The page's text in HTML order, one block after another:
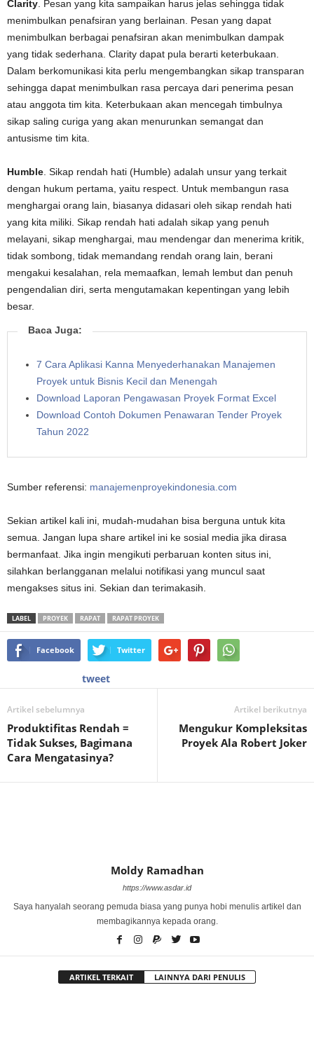
Clarity . Pesan yang kita sampaikan harus jelas sehingga tidak
menimbulkan penafsiran yang berlainan. Pesan yang dapat
menimbulkan berbagai penafsiran akan menimbulkan dampak
yang tidak sederhana. Clarity dapat pula berarti keterbukaan.
Dalam berkomunikasi kita perlu mengembangkan sikap transparan
sehingga dapat menimbulkan rasa percaya dari penerima pesan
atau anggota tim kita. Keterbukaan akan mencegah timbulnya
sikap saling curiga yang akan menurunkan semangat dan
antusisme tim kita.
Humble . Sikap rendah hati (Humble) adalah unsur yang terkait
dengan hukum pertama, yaitu respect. Untuk membangun rasa
menghargai orang lain, biasanya didasari oleh sikap rendah hati
yang kita miliki. Sikap rendah hati adalah sikap yang penuh
melayani, sikap menghargai, mau mendengar dan menerima kritik,
tidak sombong, tidak memandang rendah orang lain, berani
mengakui kesalahan, rela memaafkan, lemah lembut dan penuh
pengendalian diri, serta mengutamakan kepentingan yang lebih
besar.
Baca Juga:
7 Cara Aplikasi Kanna Menyederhanakan Manajemen
Proyek untuk Bisnis Kecil dan Menengah
Download Laporan Pengawasan Proyek Format Excel
Download Contoh Dokumen Penawaran Tender Proyek
Tahun 2022
Sumber referensi: manajemenproyekindonesia.com
Sekian artikel kali ini, mudah-mudahan bisa berguna untuk kita
semua. Jangan lupa share artikel ini ke sosial media jika dirasa
bermanfaat. Jika ingin mengikuti perbaruan konten situs ini,
silahkan berlangganan melalui notifikasi yang muncul saat
mengakses situs ini. Sekian dan terimakasih.
LABEL PROYEK RAPAT RAPAT PROYEK
Facebook Twitter
tweet
Artikel sebelumnya
Produktifitas Rendah =
Tidak Sukses, Bagimana
Cara Mengatasinya?
Artikel berikutnya
Mengukur Kompleksitas
Proyek Ala Robert Joker
Moldy Ramadhan
https://www.asdar.id
Saya hanyalah seorang pemuda biasa yang punya hobi menulis artikel dan
membagikannya kepada orang.
ARTIKEL TERKAIT LAINNYA DARI PENULIS